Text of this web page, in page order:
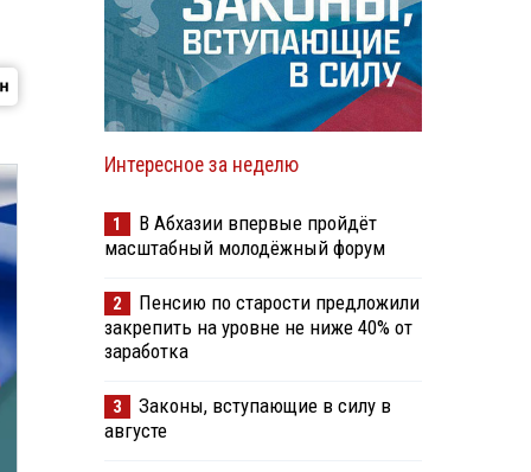
Интересное за неделю
1
В Абхазии впервые пройдёт
масштабный молодёжный форум
2
Пенсию по старости предложили
закрепить на уровне не ниже 40% от
заработка
3
Законы, вступающие в силу в
августе